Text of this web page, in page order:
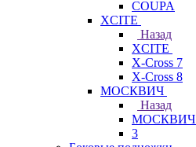
COUPA
XCITE
Назад
XCITE
X-Cross 7
X-Cross 8
МОСКВИЧ
Назад
МОСКВИЧ
3